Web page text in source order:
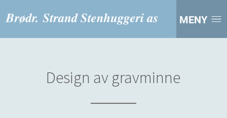
MENY
Design av gravminne